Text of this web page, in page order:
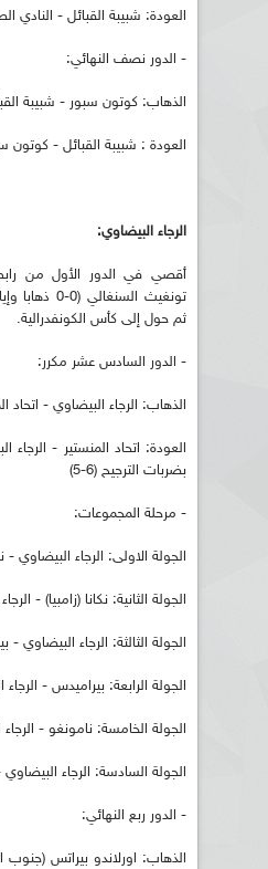
العودة: شبيبة القبائل - النادي
- الدور نصف النهائي:
الذهاب: كوتون سبور - شبيبة
العودة : شبيبة القبائل - كوتون
الرجاء البيضاوي:
أقصي في الدور الأول من
ثم حول إلى كأس الكونفدرالية.
- الدور السادس عشر مكرر:
الذهاب: الرجاء البيضاوي - اتحاد
بضربات الترجيح (6-5)
- مرحلة المجموعات:
الجولة الاولى: الرجاء البيضاوي -
الجولة الثانية: نكانا (زامبيا) -
الجولة الثالثة: الرجاء البيضاوي -
الجولة الرابعة: بيراميدس - الرجاء
الجولة الخامسة: نامونغو - الرجاء
الجولة السادسة: الرجاء البيضاوي
- الدور ربع النهائي:
الذهاب: اورلاندو بيراتس (جنوب